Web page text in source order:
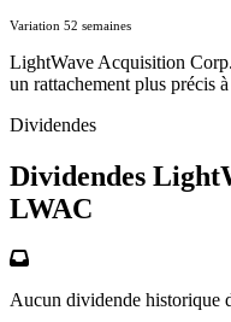
Variation 52 semaines
LightWave Acquisition
un rattachement plus précis
Dividendes
Dividendes
LWAC
Aucun dividende historique